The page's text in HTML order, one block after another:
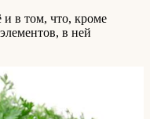
в том, что, кроме
в ней